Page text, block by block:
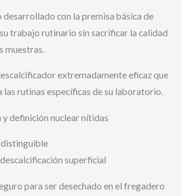
desarrollado con la premisa básica de
trabajo rutinario sin sacrificar la calidad
muestras.
extremadamente eficaz que
las rutinas específicas de su laboratorio.
definición nuclear nítidas
superficial
para ser desechado en el fregadero